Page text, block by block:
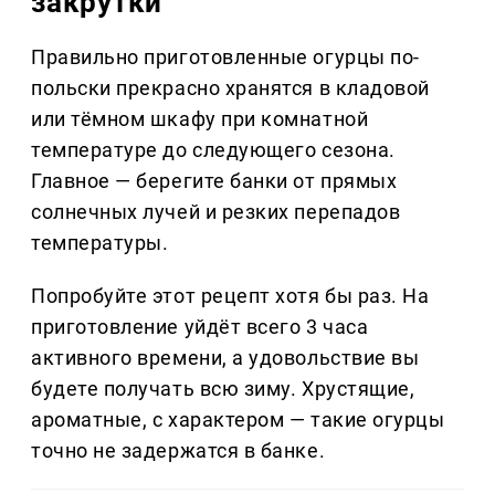
Правильно приготовленные огурцы по-
польски прекрасно хранятся в кладовой
или тёмном шкафу при комнатной
температуре до следующего сезона.
Главное — берегите банки от прямых
солнечных лучей и резких перепадов
температуры.
Попробуйте этот рецепт хотя бы раз. На
приготовление уйдёт всего 3 часа
активного времени, а удовольствие вы
будете получать всю зиму. Хрустящие,
ароматные, с характером — такие огурцы
точно не задержатся в банке.